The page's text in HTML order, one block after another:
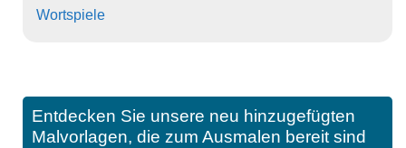
Wortspiele
Entdecken Sie unsere neu hinzugefügten
Malvorlagen, die zum Ausmalen bereit sind